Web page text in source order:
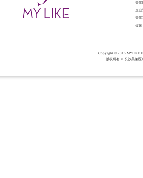
美莱
企业
美莱
媒体
Copyright © 2016 MYLIKE
版权所有 © 长沙美莱